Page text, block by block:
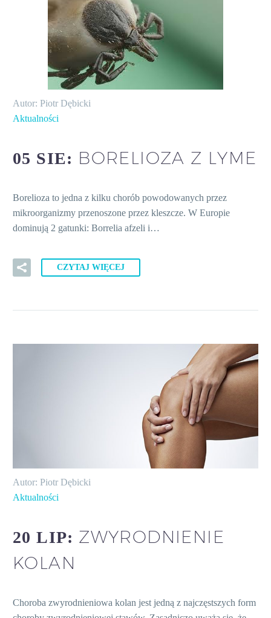
Autor: Piotr Dębicki
Aktualności
05 SIE: BORELIOZA Z LYME
Borelioza to jedna z kilku chorób powodowanych przez
mikroorganizmy przenoszone przez kleszcze. W Europie
dominują 2 gatunki: Borrelia afzeli i…
CZYTAJ WIĘCEJ
Autor: Piotr Dębicki
Aktualności
20 LIP: ZWYRODNIENIE
KOLAN
Choroba zwyrodnieniowa kolan jest jedną z najczęstszych form